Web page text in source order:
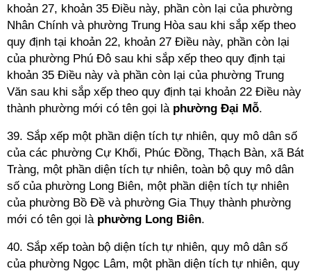
khoản 27, khoản 35 Điều này, phần còn lại của phường
Nhân Chính và phường Trung Hòa sau khi sắp xếp theo
quy định tại khoản 22, khoản 27 Điều này, phần còn lại
của phường Phú Đô sau khi sắp xếp theo quy định tại
khoản 35 Điều này và phần còn lại của phường Trung
Văn sau khi sắp xếp theo quy định tại khoản 22 Điều này
thành phường mới có tên gọi là phường Đại Mỗ.
39. Sắp xếp một phần diện tích tự nhiên, quy mô dân số
của các phường Cự Khối, Phúc Đồng, Thạch Bàn, xã Bát
Tràng, một phần diện tích tự nhiên, toàn bộ quy mô dân
số của phường Long Biên, một phần diện tích tự nhiên
của phường Bồ Đề và phường Gia Thụy thành phường
mới có tên gọi là phường Long Biên.
40. Sắp xếp toàn bộ diện tích tự nhiên, quy mô dân số
của phường Ngọc Lâm, một phần diện tích tự nhiên, quy